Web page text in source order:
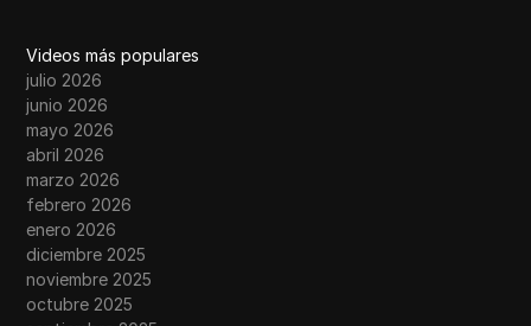
Videos más populares
julio 2026
junio 2026
mayo 2026
abril 2026
marzo 2026
febrero 2026
enero 2026
diciembre 2025
noviembre 2025
octubre 2025